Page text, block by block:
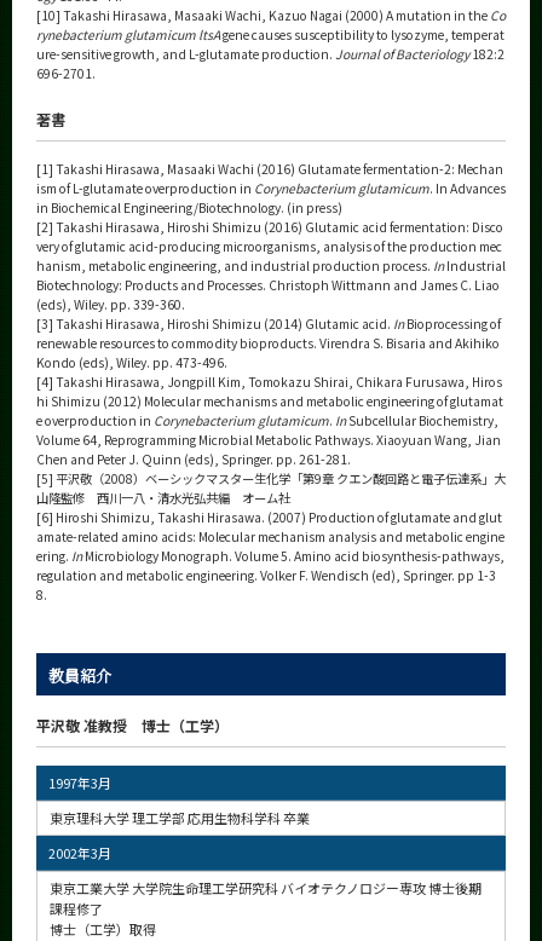
[10] Takashi Hirasawa, Masaaki Wachi, Kazuo Nagai (2000) A mutation in the Co
rynebacterium glutamicum ltsAgene causes susceptibility to lysozyme, temperat
ure-sensitive growth, and L-glutamate production. Journal of Bacteriology182:2
696-2701.
著書
[1] Takashi Hirasawa, Masaaki Wachi (2016) Glutamate fermentation-2: Mechan
ism of L-glutamate overproduction in Corynebacterium glutamicum. In Advances
in Biochemical Engineering/Biotechnology. (in press)
[2] Takashi Hirasawa, Hiroshi Shimizu (2016) Glutamic acid fermentation: Disco
very of glutamic acid-producing microorganisms, analysis of the production mec
hanism, metabolic engineering, and industrial production process. InIndustrial
Biotechnology: Products and Processes. Christoph Wittmann and James C. Liao
(eds), Wiley. pp. 339-360.
[3] Takashi Hirasawa, Hiroshi Shimizu (2014) Glutamic acid. InBioprocessing of
renewable resources to commodity bioproducts. Virendra S. Bisaria and Akihiko
Kondo (eds), Wiley. pp. 473-496.
[4] Takashi Hirasawa, Jongpill Kim, Tomokazu Shirai, Chikara Furusawa, Hiros
hi Shimizu (2012) Molecular mechanisms and metabolic engineering of glutamat
e overproduction in Corynebacterium glutamicum. InSubcellular Biochemistry,
Volume 64, Reprogramming Microbial Metabolic Pathways. Xiaoyuan Wang, Jian
Chen and Peter J. Quinn (eds), Springer. pp. 261-281.
[5] 平沢敬（2008）ベーシックマスター生化学「第9章 クエン酸回路と電子伝達系」大
山隆監修 西川一八・清水光弘共編 オーム社
[6] Hiroshi Shimizu, Takashi Hirasawa. (2007) Production of glutamate and glut
amate-related amino acids: Molecular mechanism analysis and metabolic engine
ering. InMicrobiology Monograph. Volume 5. Amino acid biosynthesis-pathways,
regulation and metabolic engineering. Volker F. Wendisch (ed), Springer. pp 1-3
8.
教員紹介
平沢敬 准教授 博士（工学）
1997年3月
東京理科大学 理工学部 応用生物科学科 卒業
2002年3月
東京工業大学 大学院生命理工学研究科 バイオテクノロジー専攻 博士後期
課程修了
博士（工学）取得